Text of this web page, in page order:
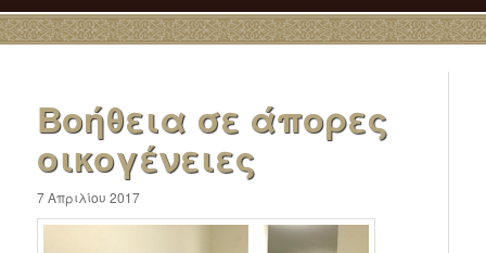
Βοήθεια σε άπορες
οικογένειες
7 Απριλίου 2017